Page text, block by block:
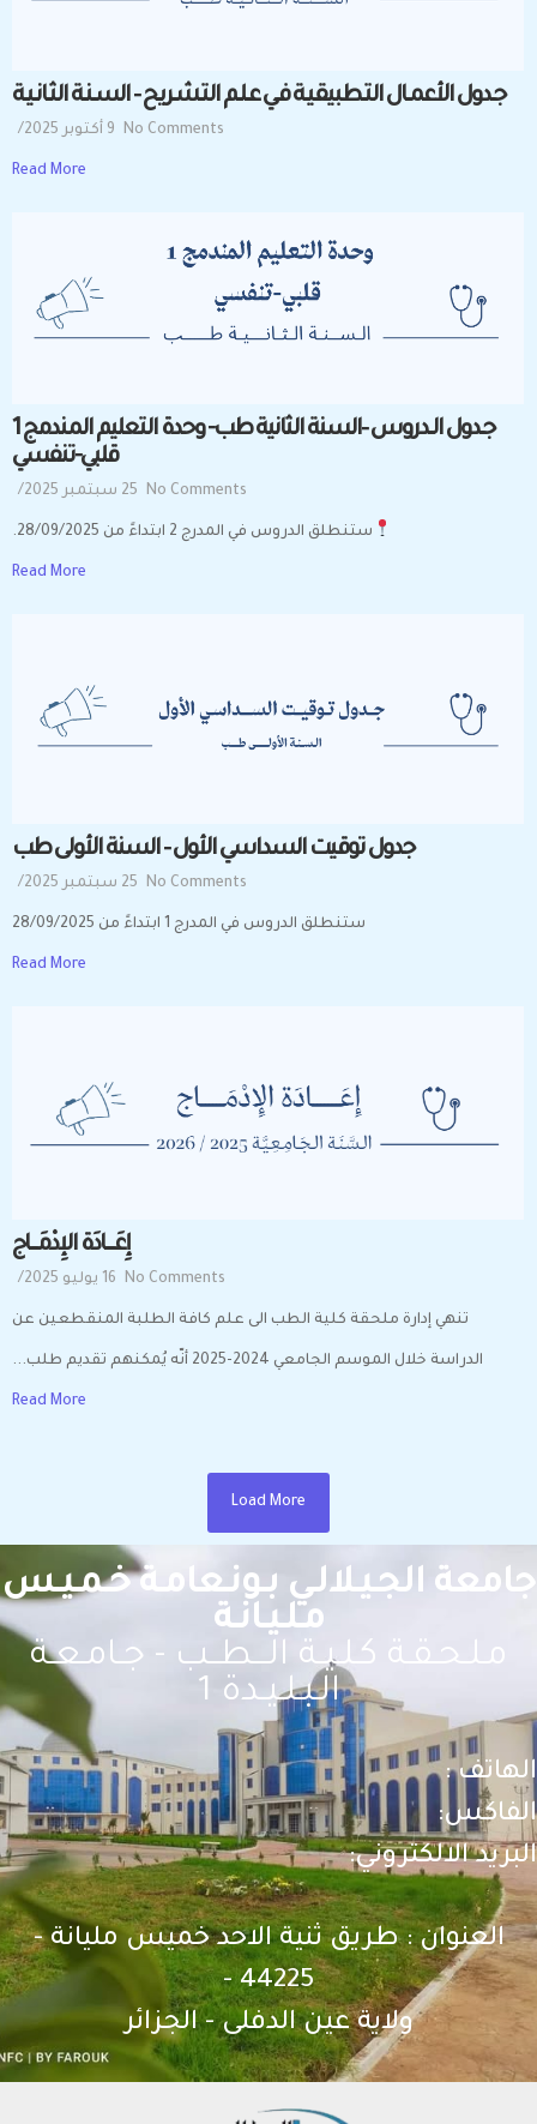
جــدول الأعمــال التــطبيقـيــة فــي عــلــم التــشــريــح – الســنــة الثــانــيــة
9 أكتوبر 2025 / No Comments
Read More
جــدول الــدروس –السنة الثانية طب- وحدة التعليم المندمج 1
قلبي-تنفسي
25 سبتمبر 2025 / No Comments
ستنطلق الدروس في المدرج 2 ابتداءً من 28/09/2025.
Read More
جدول توقيت السداسي الأول – السنة الأولى طب
25 سبتمبر 2025 / No Comments
ستنطلق الدروس في المدرج 1 ابتداءً من 28/09/2025
Read More
إِعَـــــــادَة الإِدْمَــــــاج
16 يوليو 2025 / No Comments
تنهي إدارة ملحقة كلية الطب الى علم كافة الطلبة المنقطعين عن
الدراسة خلال الموسم الجامعي 2024-2025 أنّه يُمكنهم تقديم طلب...
Read More
Load More
جامعة الجـيـلالـي بـونـعامـة خـمـيـس
مـلـيـانـة
مـلـحـقـة كـلـيـة الـــطــب - جـامـعـة
الـبـلـيـدة 1
الهاتف :
الفاكس:
البريد الالكتروني:
العنوان : طريق ثنية الاحد خميس مليانة -
44225 -
ولاية عين الدفلى - الجزائر